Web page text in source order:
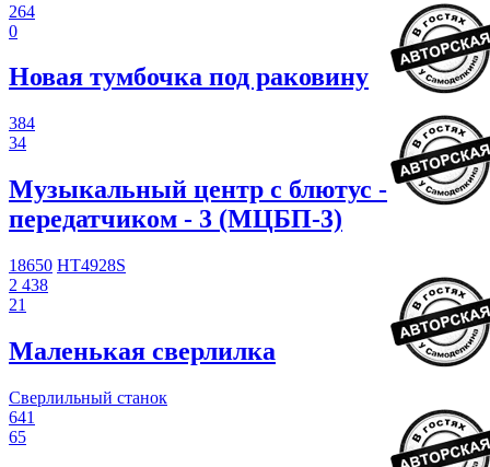
264
0
Новая тумбочка под раковину
384
34
Музыкальный центр с блютус -
передатчиком - 3 (МЦБП-3)
18650 HT4928S
2 438
21
Маленькая сверлилка
Сверлильный станок
641
65